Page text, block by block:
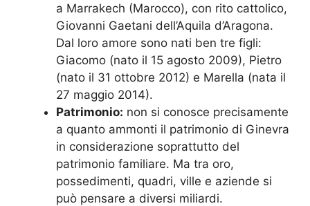
a Marrakech (Marocco), con rito cattolico,
Giovanni Gaetani dell’Aquila d’Aragona.
Dal loro amore sono nati ben tre figli:
Giacomo (nato il 15 agosto 2009), Pietro
(nato il 31 ottobre 2012) e Marella (nata il
27 maggio 2014).
Patrimonio: non si conosce precisamente
a quanto ammonti il patrimonio di Ginevra
in considerazione soprattutto del
patrimonio familiare. Ma tra oro,
possedimenti, quadri, ville e aziende si
può pensare a diversi miliardi.